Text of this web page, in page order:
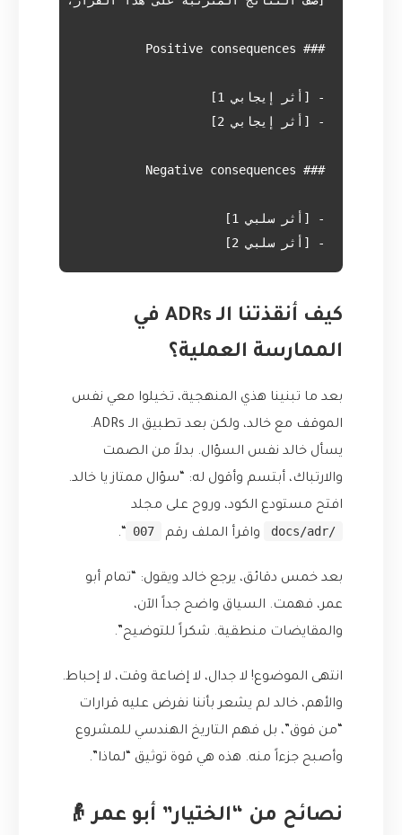
- [أثر سلبي 2]
كيف أنقذتنا الـ ADRs في
الممارسة العملية؟
بعد ما تبنينا هذي المنهجية، تخيلوا معي نفس
الموقف مع خالد، ولكن بعد تطبيق الـ ADRs.
يسأل خالد نفس السؤال. بدلاً من الصمت
والارتباك، أبتسم وأقول له: “سؤال ممتاز يا خالد.
افتح مستودع الكود، وروح على مجلد
/docs/adr
واقرأ الملف رقم 007
“.
بعد خمس دقائق، يرجع خالد ويقول: “تمام أبو
عمر، فهمت. السياق واضح جداً الآن،
والمقايضات منطقية. شكراً للتوضيح”.
انتهى الموضوع! لا جدال، لا إضاعة وقت، لا إحباط.
والأهم، خالد لم يشعر بأننا نفرض عليه قرارات
“من فوق”، بل فهم التاريخ الهندسي للمشروع
وأصبح جزءاً منه. هذه هي قوة توثيق “لماذا”.
نصائح من “الختيار” أبو عمر 👴